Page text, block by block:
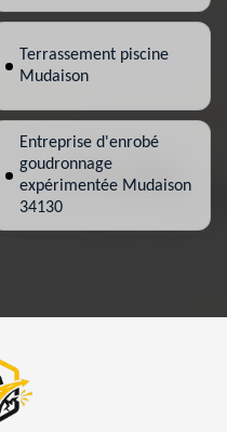
Terrassement piscine
Mudaison
Entreprise d'enrobé
goudronnage
expérimentée Mudaison
34130